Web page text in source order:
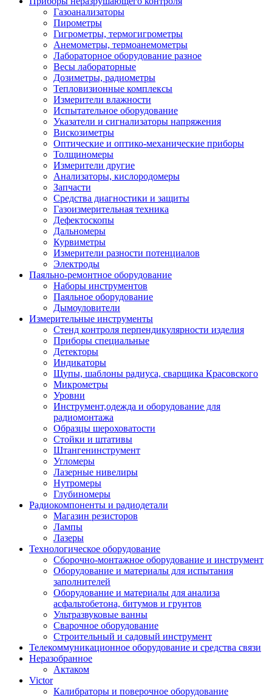
Газоанализаторы
Пирометры
Гигрометры, термогигрометры
Анемометры, термоанемометры
Лабораторное оборудование разное
Весы лабораторные
Дозиметры, радиометры
Тепловизионные комплексы
Измерители влажности
Испытательное оборудование
Указатели и сигнализаторы напряжения
Вискозиметры
Оптические и оптико-механические приборы
Толщиномеры
Измерители другие
Анализаторы, кислородомеры
Запчасти
Средства диагностики и защиты
Газоизмерительная техника
Дефектоскопы
Дальномеры
Курвиметры
Измерители разности потенциалов
Электроды
Паяльно-ремонтное оборудование
Наборы инструментов
Паяльное оборудование
Дымоуловители
Измерительные инструменты
Стенд контроля перпендикулярности изделия
Приборы специальные
Детекторы
Индикаторы
Щупы, шаблоны радиуса, сварщика Красовского
Микрометры
Уровни
Инструмент,одежда и оборудование для
радиомонтажа
Образцы шероховатости
Стойки и штативы
Штангенинструмент
Угломеры
Лазерные нивелиры
Нутромеры
Глубиномеры
Радиокомпоненты и радиодетали
Магазин резисторов
Лампы
Лазеры
Технологическое оборудование
Сборочно-монтажное оборудование и инструмент
Оборудование и материалы для испытания
заполнителей
Оборудование и материалы для анализа
асфальтобетона, битумов и грунтов
Ультразвуковые ванны
Сварочное оборудование
Строительный и садовый инструмент
Телекоммуникационное оборудование и средства связи
Неразобранное
Актаком
Victor
Калибраторы и поверочное оборудование